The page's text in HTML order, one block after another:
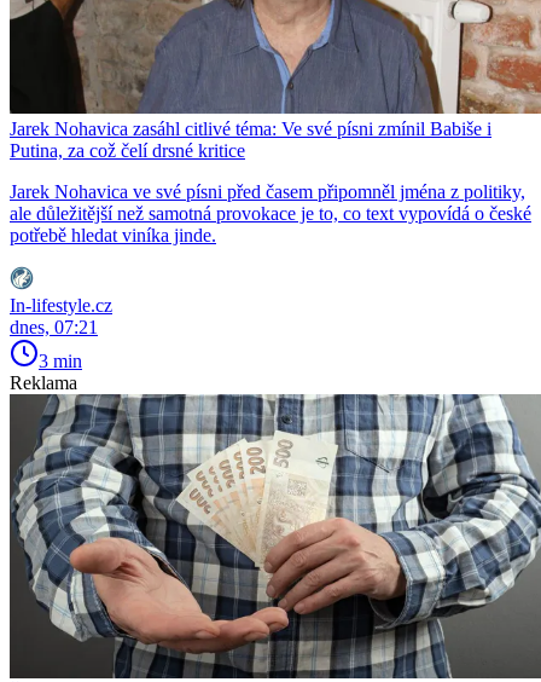
Jarek Nohavica zasáhl citlivé téma: Ve své písni zmínil Babiše i
Putina, za což čelí drsné kritice
Jarek Nohavica ve své písni před časem připomněl jména z politiky,
ale důležitější než samotná provokace je to, co text vypovídá o české
potřebě hledat viníka jinde.
In-lifestyle.cz
dnes, 07:21
3 min
Reklama